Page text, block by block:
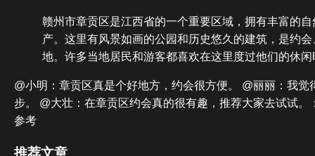
赣州市章贡区是江西省的一个重要区域，拥有丰富的
产。这里有风景如画的公园和历史悠久的建筑，是约
地。许多当地居民和游客都喜欢在这里度过他们的休闲
@小明：章贡区真是个好地方，约会很方便。 @丽丽：我觉
步。 @大壮：在章贡区约会真的很有趣，推荐大家去试试。
参考
推荐文章